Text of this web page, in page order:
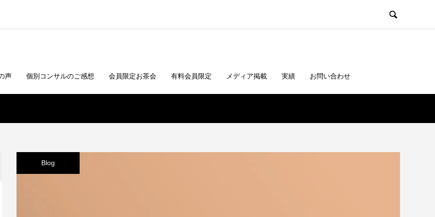

声 個別コンサルのご感想 会員限定お茶会 有料会員限定 メディア掲載 実績 お問い合わせ
Blog